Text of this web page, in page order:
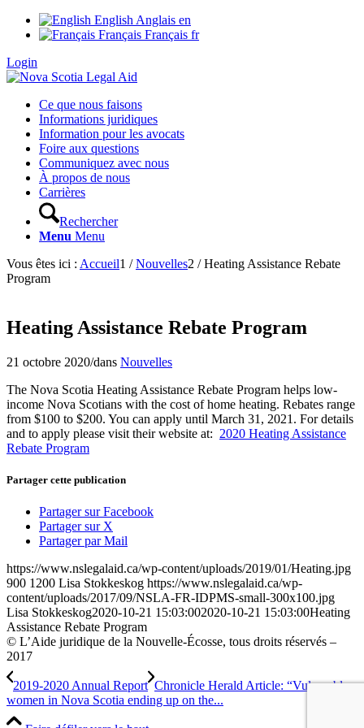
English Anglais en
Français Français fr
Login
Ce que nous faisons
Informations juridiques
Information pour les avocats
Foire aux questions
Communiquez avec nous
À propos de nous
Carrières
Rechercher
Menu Menu
Vous êtes ici : Accueil1 / Nouvelles2 / Heating Assistance Rebate
Program
Heating Assistance Rebate Program
21 octobre 2020/dans Nouvelles
The Nova Scotia Heating Assistance Rebate Program helps low-
income Nova Scotians with the cost of home heating. Rebates range
from $100 to $200. You can apply until March 31, 2021. For details
and to apply please visit their website at: 2020 Heating Assistance
Rebate Program
Partager cette publication
Partager sur Facebook
Partager sur X
Partager par Mail
https://www.nslegalaid.ca/wp-content/uploads/2019/01/Heating.jpg
900 1200 Lisa Stokkeskog https://www.nslegalaid.ca/wp-
content/uploads/2017/09/NSLA-FR-IDPMS-small-300x100.jpg
Lisa Stokkeskog2020-10-21 15:03:002020-10-21 15:03:00Heating
Assistance Rebate Program
© L’Aide juridique de la Nouvelle-Écosse, tous droits réservés –
2017
2019-2020 Annual Report Chronicle Herald Article: “Vulnerable
women in Nova Scotia ending up on the...